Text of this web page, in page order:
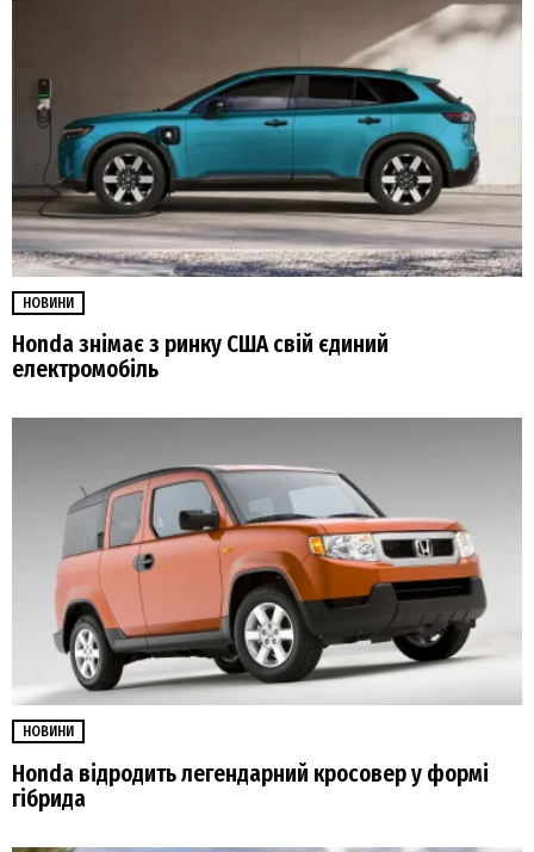
НОВИНИ
Honda знімає з ринку США свій єдиний
електромобіль
НОВИНИ
Honda відродить легендарний кросовер у формі
гібрида